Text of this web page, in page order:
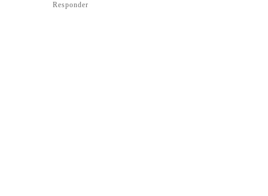
Responder